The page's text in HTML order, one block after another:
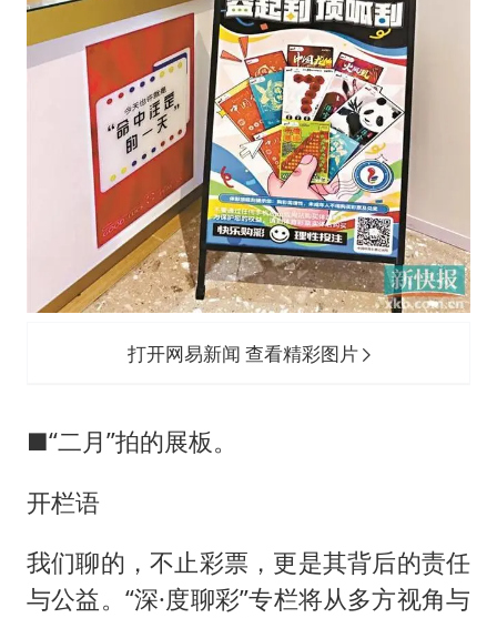
打开网易新闻 查看精彩图片
■“二月”拍的展板。
开栏语
我们聊的，不止彩票，更是其背后的责任
与公益。“深·度聊彩”专栏将从多方视角与